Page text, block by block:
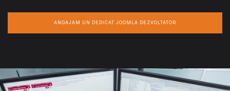
ANGAJAM UN DEDICAT JOOMLA DEZVOLTATOR